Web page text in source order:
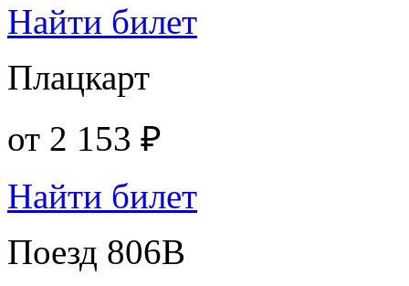
Найти билет
Плацкарт
от 2 153 ₽
Найти билет
Поезд 806В